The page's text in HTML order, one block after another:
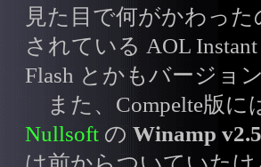
見た目で何がかわっ
されている AOL Instant
Flash とかもバージョ
また、Compelte版に
Nullsoft の Winamp